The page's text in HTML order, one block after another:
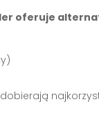
oferuje